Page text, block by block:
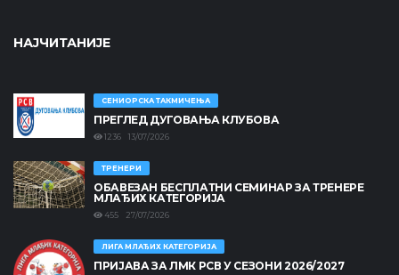
НАЈЧИТАНИЈЕ
СЕНИОРСКА ТАКМИЧЕЊА
ПРЕГЛЕД ДУГОВАЊА КЛУБОВА
1236 13/07/2026
ТРЕНЕРИ
ОБАВЕЗАН БЕСПЛАТНИ СЕМИНАР ЗА ТРЕНЕРЕ
МЛАЂИХ КАТЕГОРИЈА
455 27/07/2026
ЛИГА МЛАЂИХ КАТЕГОРИЈА
ПРИЈАВА ЗА ЛМК РСВ У СЕЗОНИ 2026/2027